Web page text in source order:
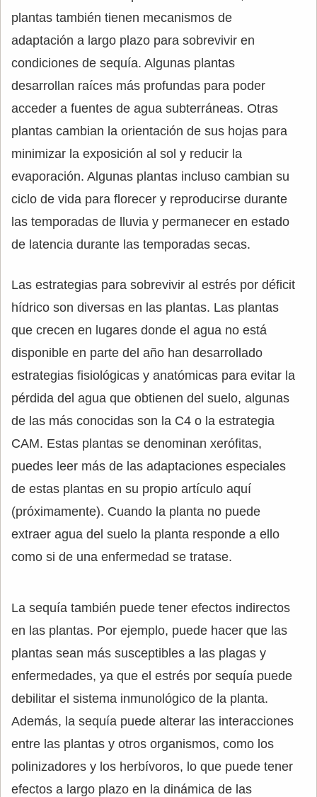
plantas también tienen mecanismos de
adaptación a largo plazo para sobrevivir en
condiciones de sequía. Algunas plantas
desarrollan raíces más profundas para poder
acceder a fuentes de agua subterráneas. Otras
plantas cambian la orientación de sus hojas para
minimizar la exposición al sol y reducir la
evaporación. Algunas plantas incluso cambian su
ciclo de vida para florecer y reproducirse durante
las temporadas de lluvia y permanecer en estado
de latencia durante las temporadas secas.
Las estrategias para sobrevivir al estrés por déficit
hídrico son diversas en las plantas. Las plantas
que crecen en lugares donde el agua no está
disponible en parte del año han desarrollado
estrategias fisiológicas y anatómicas para evitar la
pérdida del agua que obtienen del suelo, algunas
de las más conocidas son la C4 o la estrategia
CAM. Estas plantas se denominan xerófitas,
puedes leer más de las adaptaciones especiales
de estas plantas en su propio artículo aquí
(próximamente). Cuando la planta no puede
extraer agua del suelo la planta responde a ello
como si de una enfermedad se tratase.
La sequía también puede tener efectos indirectos
en las plantas. Por ejemplo, puede hacer que las
plantas sean más susceptibles a las plagas y
enfermedades, ya que el estrés por sequía puede
debilitar el sistema inmunológico de la planta.
Además, la sequía puede alterar las interacciones
entre las plantas y otros organismos, como los
polinizadores y los herbívoros, lo que puede tener
efectos a largo plazo en la dinámica de las